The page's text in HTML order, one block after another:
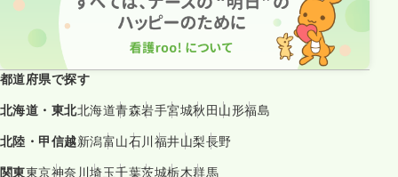
都道府県で探す
北海道・東北北海道青森岩手宮城秋田 山形福島
北陸・甲信越新潟富山石川 福井山梨長野
関東東京神奈川埼玉千葉茨城栃木群馬